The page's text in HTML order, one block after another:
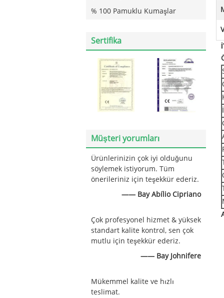
% 100 Pamuklu Kumaşlar
Sertifika
Müşteri yorumları
Ürünlerinizin çok iyi olduğunu
söylemek istiyorum. Tüm
önerileriniz için teşekkür ederiz.
—— Bay Abílio Cipriano
Çok profesyonel hizmet & yüksek
standart kalite kontrol, sen çok
mutlu için teşekkür ederiz.
—— Bay Johnifere
Mükemmel kalite ve hızlı
teslimat.